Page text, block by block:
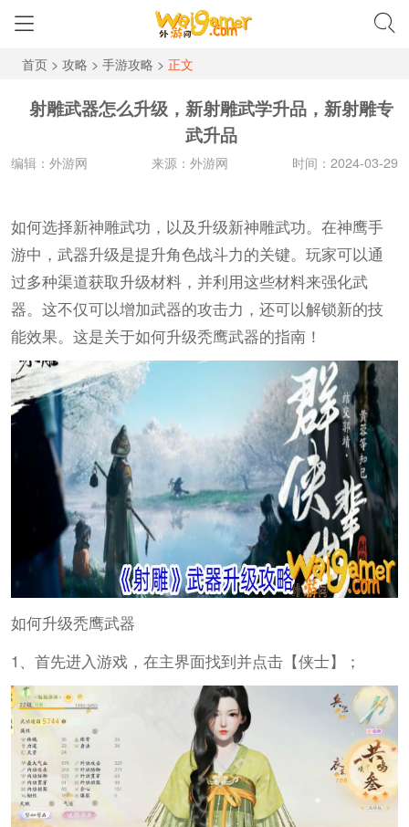
首页> 攻略 > 手游攻略 > 正文
射雕武器怎么升级，新射雕武学升品，新射雕专
武升品
编辑：外游网 来源：外游网 时间：2024-03-29
如何选择新神雕武功，以及升级新神雕武功。在神鹰手
游中，武器升级是提升角色战斗力的关键。玩家可以通
过多种渠道获取升级材料，并利用这些材料来强化武
器。这不仅可以增加武器的攻击力，还可以解锁新的技
能效果。这是关于如何升级秃鹰武器的指南！
如何升级秃鹰武器
1、首先进入游戏，在主界面找到并点击【侠士】；